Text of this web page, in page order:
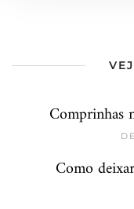
Comprinhas
Como